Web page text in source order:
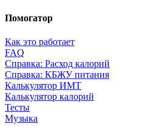
Помогатор
Как это работает
FAQ
Справка: Расход калорий
Справка: КБЖУ питания
Калькулятор ИМТ
Калькулятор калорий
Тесты
Музыка